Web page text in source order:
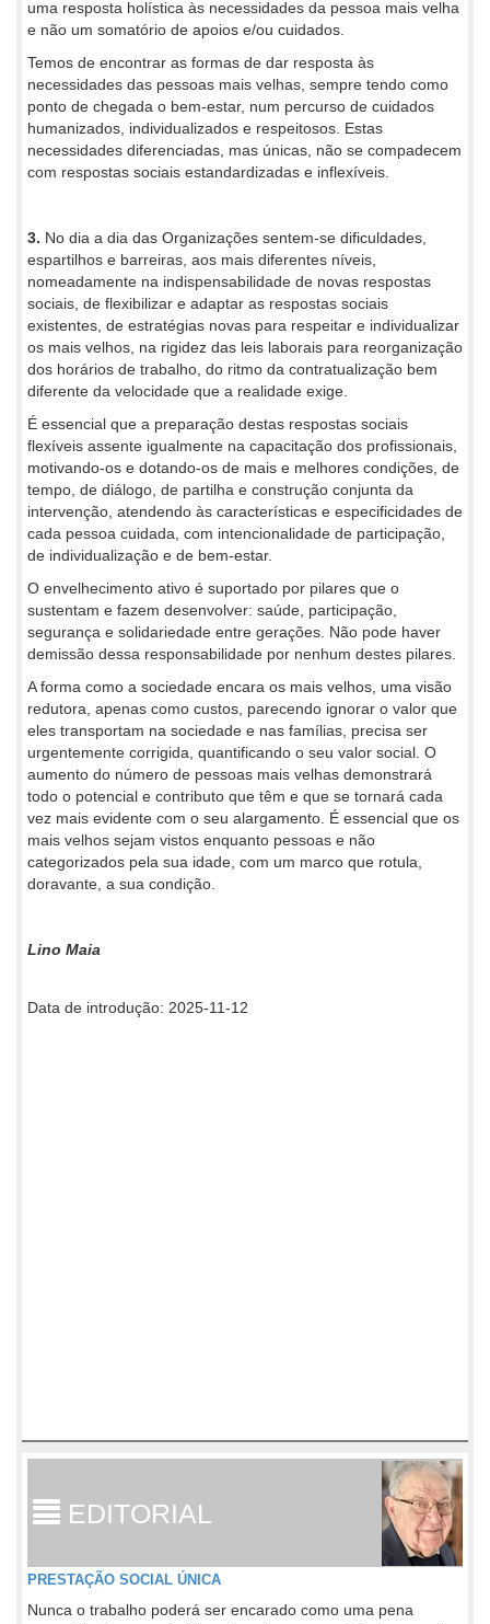
uma resposta holística às necessidades da pessoa mais velha
e não um somatório de apoios e/ou cuidados.
Temos de encontrar as formas de dar resposta às
necessidades das pessoas mais velhas, sempre tendo como
ponto de chegada o bem-estar, num percurso de cuidados
humanizados, individualizados e respeitosos. Estas
necessidades diferenciadas, mas únicas, não se compadecem
com respostas sociais estandardizadas e inflexíveis.
3. No dia a dia das Organizações sentem-se dificuldades,
espartilhos e barreiras, aos mais diferentes níveis,
nomeadamente na indispensabilidade de novas respostas
sociais, de flexibilizar e adaptar as respostas sociais
existentes, de estratégias novas para respeitar e individualizar
os mais velhos, na rigidez das leis laborais para reorganização
dos horários de trabalho, do ritmo da contratualização bem
diferente da velocidade que a realidade exige.
É essencial que a preparação destas respostas sociais
flexíveis assente igualmente na capacitação dos profissionais,
motivando-os e dotando-os de mais e melhores condições, de
tempo, de diálogo, de partilha e construção conjunta da
intervenção, atendendo às características e especificidades de
cada pessoa cuidada, com intencionalidade de participação,
de individualização e de bem-estar.
O envelhecimento ativo é suportado por pilares que o
sustentam e fazem desenvolver: saúde, participação,
segurança e solidariedade entre gerações. Não pode haver
demissão dessa responsabilidade por nenhum destes pilares.
A forma como a sociedade encara os mais velhos, uma visão
redutora, apenas como custos, parecendo ignorar o valor que
eles transportam na sociedade e nas famílias, precisa ser
urgentemente corrigida, quantificando o seu valor social. O
aumento do número de pessoas mais velhas demonstrará
todo o potencial e contributo que têm e que se tornará cada
vez mais evidente com o seu alargamento. É essencial que os
mais velhos sejam vistos enquanto pessoas e não
categorizados pela sua idade, com um marco que rotula,
doravante, a sua condição.
Lino Maia
Data de introdução: 2025-11-12
EDITORIAL
PRESTAÇÃO SOCIAL ÚNICA
Nunca o trabalho poderá ser encarado como uma pena